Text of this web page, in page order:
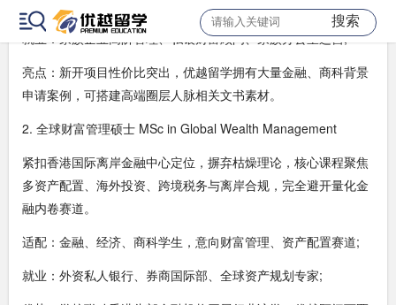
搜索
就业：家族企业高阶管理、私银财富顾问、家族办公室运营;
亮点：新开项目性价比突出，优越留学拥有大量金融、商科背景
申请案例，可搭建高端圈层人脉相关文书素材。
2. 全球财富管理硕士 MSc in Global Wealth Management
紧扣香港国际离岸金融中心定位，摒弃枯燥理论，核心课程聚焦
多资产配置、海外投资、跨境税务与离岸合规，完全避开量化金
融内卷赛道。
适配：金融、经济、商科学生，意向财富管理、资产配置赛道;
就业：外资私人银行、券商国际部、全球资产规划专家;